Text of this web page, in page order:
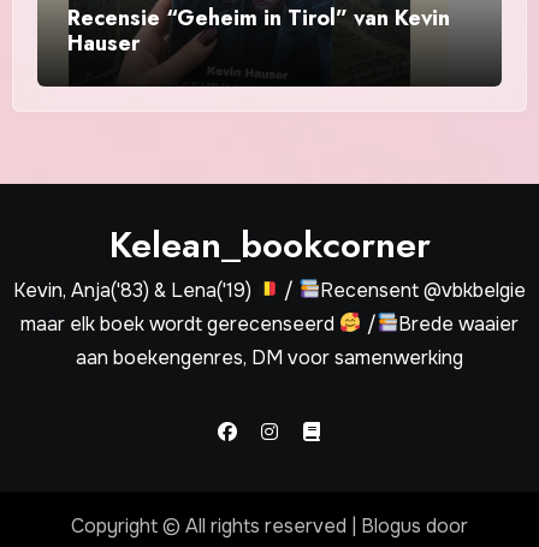
Recensie “Geheim in Tirol” van Kevin
Hauser
Kelean_bookcorner
Kevin, Anja('83) & Lena('19) /
Recensent @vbkbelgie
maar elk boek wordt gerecenseerd
/
Brede waaier
aan boekengenres, DM voor samenwerking
Copyright © All rights reserved | Blogus door